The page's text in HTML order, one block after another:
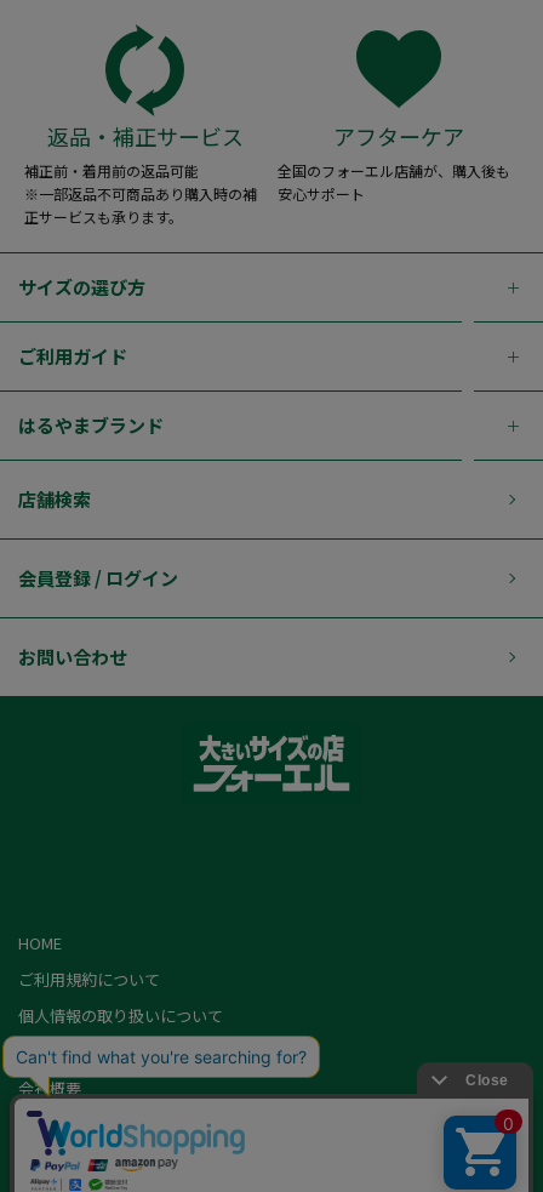
返品・補正サービス
補正前・着用前の返品可能
※一部返品不可商品あり購入時の補
正サービスも承ります。
アフターケア
全国のフォーエル店舗が、購入後も
安心サポート
サイズの選び方
ご利用ガイド
はるやまブランド
店舗検索
会員登録 / ログイン
お問い合わせ
HOME
ご利用規約について
個人情報の取り扱いについて
特定商取引に基づく表記
会社概要
カード会員（情報変更/ポイント照会）
お問い合わせ